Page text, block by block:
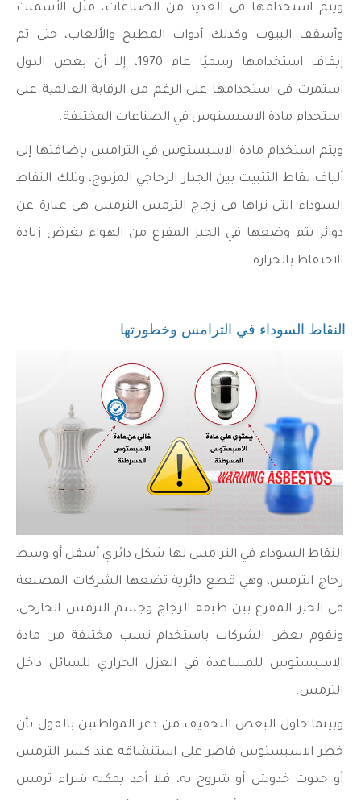
ويتم استخدامها في العديد من الصناعات، مثل الأسمنت
وأسقف البيوت وكذلك أدوات المطبخ والألعاب، حتى تم
إيقاف استخدامها رسميًا عام 1970، إلا أن بعض الدول
استمرت في استخدامها على الرغم من الرقابة العالمية على
استخدام مادة الاسبستوس في الصناعات المختلفة.
ويتم استخدام مادة الاسبستوس في الترامس بإضافتها إلى
ألياف نقاط التثبيت بين الجدار الزجاجي المزدوج، وتلك النقاط
السوداء التي نراها في زجاج الترمس الترمس هي عبارة عن
دوائر يتم وضعها في الحيز المفرغ من الهواء بغرض زيادة
الاحتفاظ بالحرارة.
النقاط السوداء في الترامس وخطورتها
النقاط السوداء في الترامس لها شكل دائري أسفل أو وسط
زجاج الترمس، وهي قطع دائرية تضعها الشركات المصنعة
في الحيز المفرغ بين طبقة الزجاج وجسم الترمس الخارجي،
وتقوم بعض الشركات باستخدام نسب مختلفة من مادة
الاسبستوس للمساعدة في العزل الحراري للسائل داخل
الترمس.
وبينما حاول البعض التخفيف من ذعر المواطنين بالقول بأن
خطر الاسبستوس قاصر على استنشاقه عند كسر الترمس
أو حدوث خدوش أو شروخ به، فلا أحد يمكنه شراء ترمس